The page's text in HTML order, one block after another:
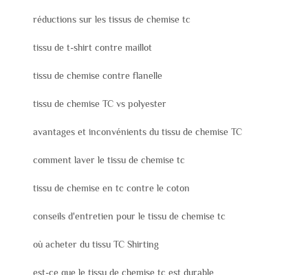
réductions sur les tissus de chemise tc
tissu de t-shirt contre maillot
tissu de chemise contre flanelle
tissu de chemise TC vs polyester
avantages et inconvénients du tissu de chemise TC
comment laver le tissu de chemise tc
tissu de chemise en tc contre le coton
conseils d'entretien pour le tissu de chemise tc
où acheter du tissu TC Shirting
est-ce que le tissu de chemise tc est durable